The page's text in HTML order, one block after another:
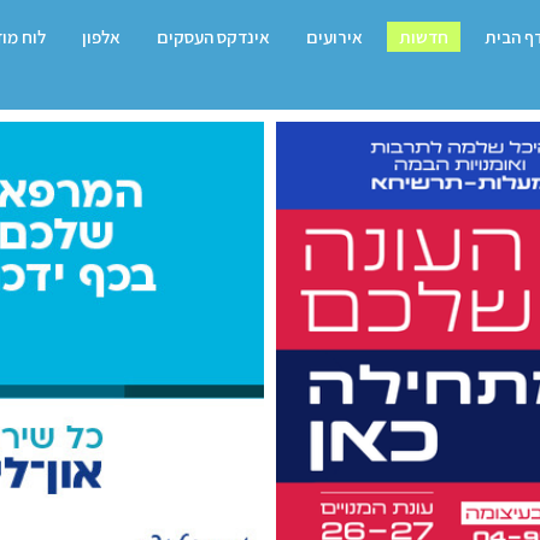
הבית חדשות אירועים אינדקס העסקים אלפון לוח